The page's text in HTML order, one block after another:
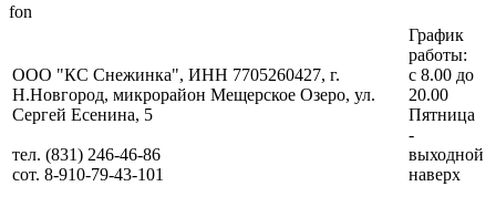
fon
ООО "КС Снежинка", ИНН 7705260427, г.
Н.Новгород, микрорайон Мещерское Озеро, ул.
Сергей Есенина, 5
тел. (831) 246-46-86
сот. 8-910-79-43-101
График
работы:
с 8.00 до
20.00
Пятница
-
выходной
наверх